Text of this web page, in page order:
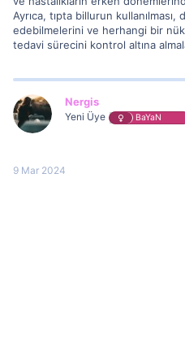
Ayrıca, tıpta billurun
edebilmelerini ve herhangi bir
tedavi sürecini kontrol altına
Nergis
Yeni Üye BaYaN
9 Mar 2024